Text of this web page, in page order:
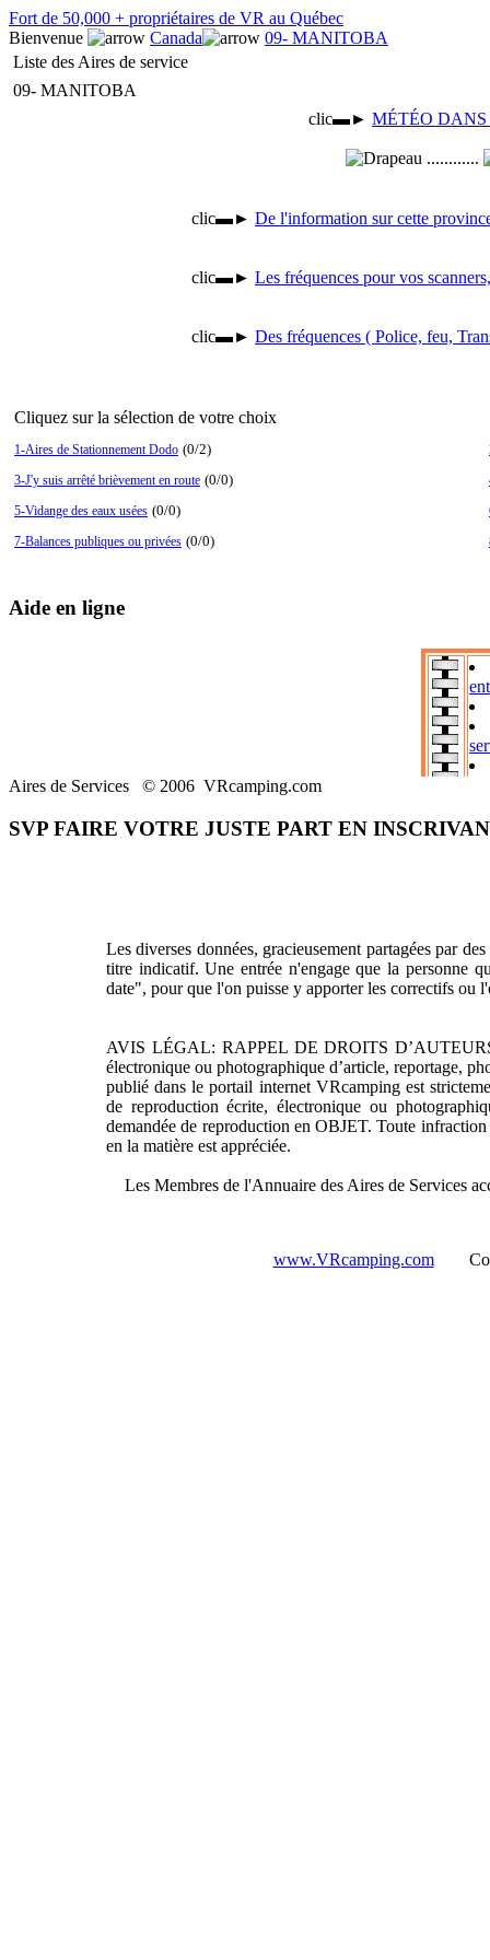
Fort de 50,000 + propriétaires de VR au Québec
Bienvenue
Canada
09- MANITOBA
Liste des Aires de service
09- MANITOBA
clic▬► MÉTÉO
............
clic▬► De l'information sur cette
clic▬► Les fréquences pour vos
clic▬► Des fréquences ( Police, feu,
Cliquez sur la sélection de votre choix
1-Aires de Stationnement Dodo (0/2)
3-J'y suis arrêté brièvement en route (0/0)
5-Vidange des eaux usées (0/0)
7-Balances publiques ou privées (0/0)
Aide en ligne
Aires de Services © 2006 VRcamping.com
SVP FAIRE VOTRE JUSTE PART EN
Les diverses données, gracieusement partagées par
titre indicatif. Une entrée n'engage que la personne
date", pour que l'on puisse y apporter les correctifs ou
AVIS LÉGAL: RAPPEL DE DROITS
électronique ou photographique d’article, reportage,
publié dans le portail internet VRcamping est
de reproduction écrite, électronique ou
demandée de reproduction en OBJET. Toute
en la matière est appréciée.
Les Membres de l'Annuaire des Aires de Services
www.VRcamping.com